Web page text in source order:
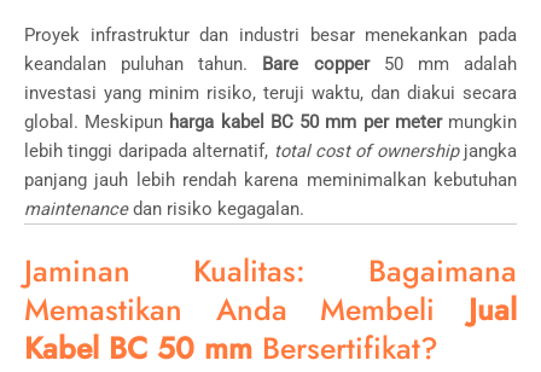
Proyek infrastruktur dan industri besar menekankan pada
keandalan puluhan tahun. Bare copper50 mm adalah
investasi yang minim risiko, teruji waktu, dan diakui secara
global. Meskipun harga kabel BC 50 mm per metermungkin
lebih tinggi daripada alternatif, total cost of ownershipjangka
panjang jauh lebih rendah karena meminimalkan kebutuhan
maintenancedan risiko kegagalan.
Jaminan Kualitas: Bagaimana
Memastikan Anda Membeli Jual
Kabel BC 50 mm Bersertifikat?